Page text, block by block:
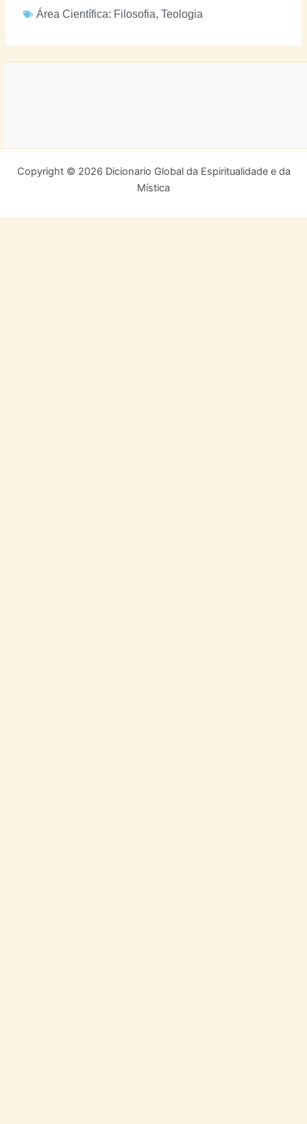
Área Científica: Filosofia, Teologia
Copyright © 2026 Dicionario Global da Espiritualidade e da
Mística